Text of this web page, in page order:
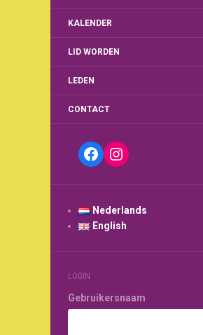
KALENDER
LID WORDEN
LEDEN
CONTACT
Facebook
Instagram
Nederlands
English
LOGIN
Gebruikersnaam